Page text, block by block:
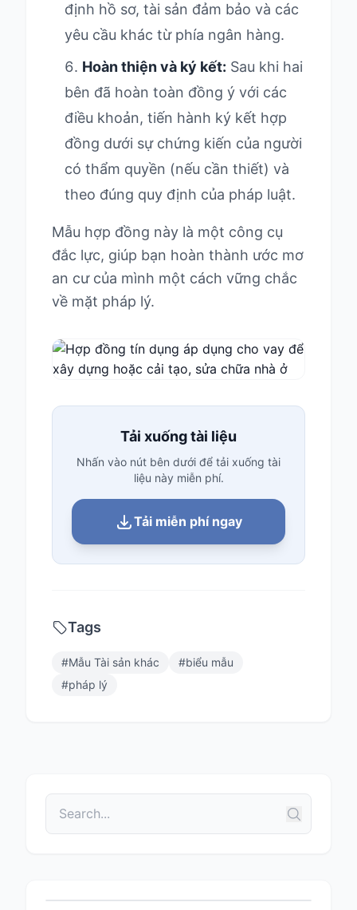
định hồ sơ, tài sản đảm bảo và các
yêu cầu khác từ phía ngân hàng.
Hoàn thiện và ký kết: Sau khi hai
bên đã hoàn toàn đồng ý với các
điều khoản, tiến hành ký kết hợp
đồng dưới sự chứng kiến của người
có thẩm quyền (nếu cần thiết) và
theo đúng quy định của pháp luật.
Mẫu hợp đồng này là một công cụ
đắc lực, giúp bạn hoàn thành ước mơ
an cư của mình một cách vững chắc
về mặt pháp lý.
Tải xuống tài liệu
Nhấn vào nút bên dưới để tải xuống tài
liệu này miễn phí.
Tải miễn phí ngay
Tags
#Mẫu Tài sản khác #biểu mẫu
#pháp lý